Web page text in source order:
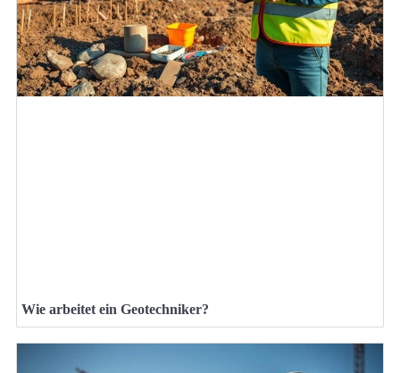
Wie arbeitet ein Geotechniker?